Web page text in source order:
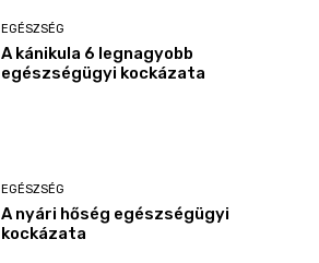
EGÉSZSÉG
A kánikula 6 legnagyobb
egészségügyi kockázata
EGÉSZSÉG
A nyári hőség egészségügyi
kockázata